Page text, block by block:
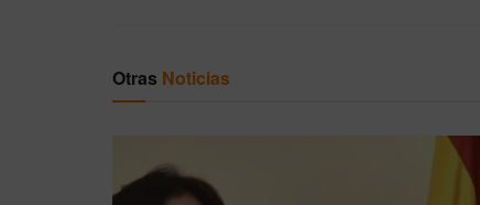
Otras Noticias